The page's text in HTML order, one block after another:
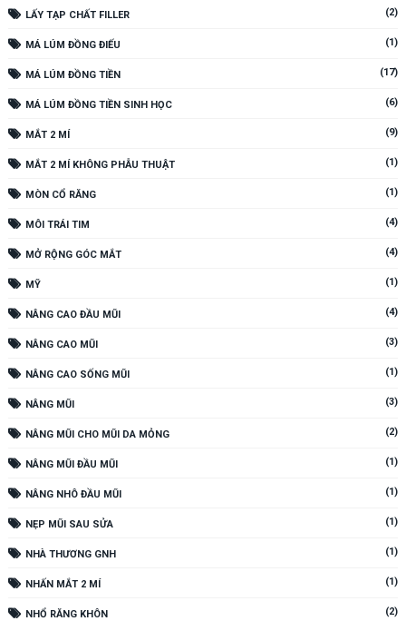
LẤY TẠP CHẤT FILLER (2)
MÁ LÚM ĐỒNG ĐIẾU (1)
MÁ LÚM ĐỒNG TIỀN (17)
MÁ LÚM ĐỒNG TIỀN SINH HỌC (6)
MẮT 2 MÍ (9)
MẮT 2 MÍ KHÔNG PHẪU THUẬT (1)
MÒN CỔ RĂNG (1)
MÔI TRÁI TIM (4)
MỞ RỘNG GÓC MẮT (4)
MỸ (1)
NÂNG CAO ĐẦU MŨI (4)
NÂNG CAO MŨI (3)
NÂNG CAO SỐNG MŨI (1)
NÂNG MŨI (3)
NÂNG MŨI CHO MŨI DA MỎNG (2)
NÂNG MŨI ĐẦU MŨI (1)
NÂNG NHÔ ĐẦU MŨI (1)
NẸP MŨI SAU SỬA (1)
NHÀ THƯƠNG GNH (1)
NHẤN MẮT 2 MÍ (1)
NHỔ RĂNG KHÔN (2)